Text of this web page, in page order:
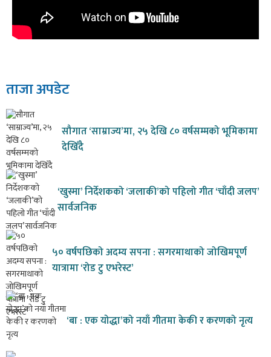
ताजा अपडेट
सौगात ‘साम्राज्य’मा, २५ देखि ८० वर्षसम्मको भूमिकामा
देखिँदै
‘खुस्मा’ निर्देशकको ‘जलाकी’को पहिलो गीत ‘चाँदी जलप’
सार्वजनिक
५० वर्षपछिको अदम्य सपना : सगरमाथाको जोखिमपूर्ण
यात्रामा ‘रोड टु एभरेस्ट’
‘बा : एक योद्धा’को नयाँ गीतमा केकी र करणको नृत्य